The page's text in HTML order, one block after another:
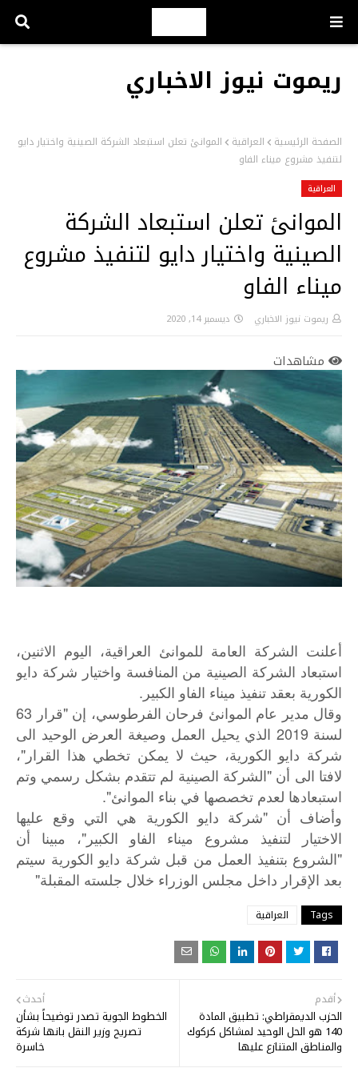
ريموت نيوز الاخباري
الصفحة الرئيسية العراقية
الموانئ تعلن استبعاد الشركة الصينية واختيار دايو
لتنفيذ مشروع ميناء الفاو
العراقية
الموانئ تعلن استبعاد الشركة
الصينية واختيار دايو لتنفيذ مشروع
ميناء الفاو
ريموت نيوز الاخباري ديسمبر 14, 2020
مشاهدات
أعلنت الشركة العامة للموانئ العراقية، اليوم الاثنين،
استبعاد الشركة الصينية من المنافسة واختيار شركة دايو
الكورية بعقد تنفيذ ميناء الفاو الكبير.
وقال مدير عام الموانئ فرحان الفرطوسي، إن "قرار 63
لسنة 2019 الذي يحيل العمل وصيغة العرض الوحيد الى
شركة دايو الكورية، حيث لا يمكن تخطي هذا القرار"،
لافتا الى أن "الشركة الصينية لم تتقدم بشكل رسمي وتم
استبعادها لعدم تخصصها في بناء الموانئ".
وأضاف أن "شركة دايو الكورية هي التي وقع
عليها
الاختيار
لتنفيذ مشروع ميناء الفاو الكبير "، مبينا أن
" الشروع بتنفيذ العمل من قبل شركة دايو الكورية سيتم
بعد الإقرار داخل مجلس الوزراء خلال جلسته المقبلة"
Tags العراقية
أحدث
الخطوط الجوية تصدر توضيحاً بشأن
تصريح وزير النقل بانها شركة
خاسرة
أقدم
الحزب الديمقراطي: تطبيق المادة
140 هو الحل الوحيد لمشاكل كركوك
والمناطق المتنازع عليها